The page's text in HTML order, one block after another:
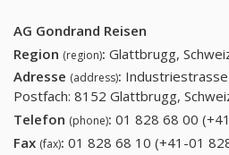
AG Gondrand Reisen
Region (region): Glattbrugg,
Adresse (address):
Postfach: 8152 Glattbrugg,
Telefon (phone): 01 828 68 00
Fax (fax): 01 828 68 10 (+41-01